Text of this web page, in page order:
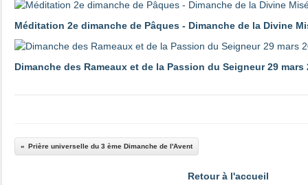
Méditation 2e dimanche de Pâques - Dimanche de la Divine
Dimanche des Rameaux et de la Passion du Seigneur 29 mars
Prière universelle du 3 ème Dimanche de l'Avent
Retour à l'accueil